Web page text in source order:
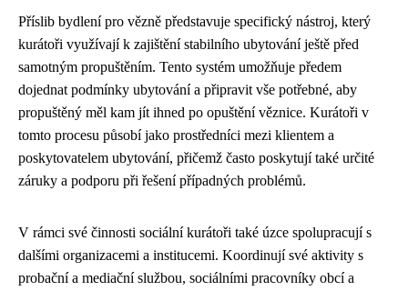
Příslib bydlení pro vězně představuje specifický nástroj, který
kurátoři využívají k zajištění stabilního ubytování ještě před
samotným propuštěním. Tento systém umožňuje předem
dojednat podmínky ubytování a připravit vše potřebné, aby
propuštěný měl kam jít ihned po opuštění věznice. Kurátoři v
tomto procesu působí jako prostředníci mezi klientem a
poskytovatelem ubytování, přičemž často poskytují také určité
záruky a podporu při řešení případných problémů.
V rámci své činnosti sociální kurátoři také úzce spolupracují s
dalšími organizacemi a institucemi. Koordinují své aktivity s
probační a mediační službou, sociálními pracovníky obcí a